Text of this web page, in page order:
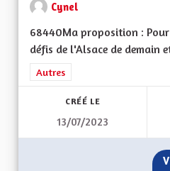
Cynel
68440Ma proposition :
défis de l'Alsace de demain
Filtrer les résultats de la
Autres
CRÉÉ LE
13/07/2023